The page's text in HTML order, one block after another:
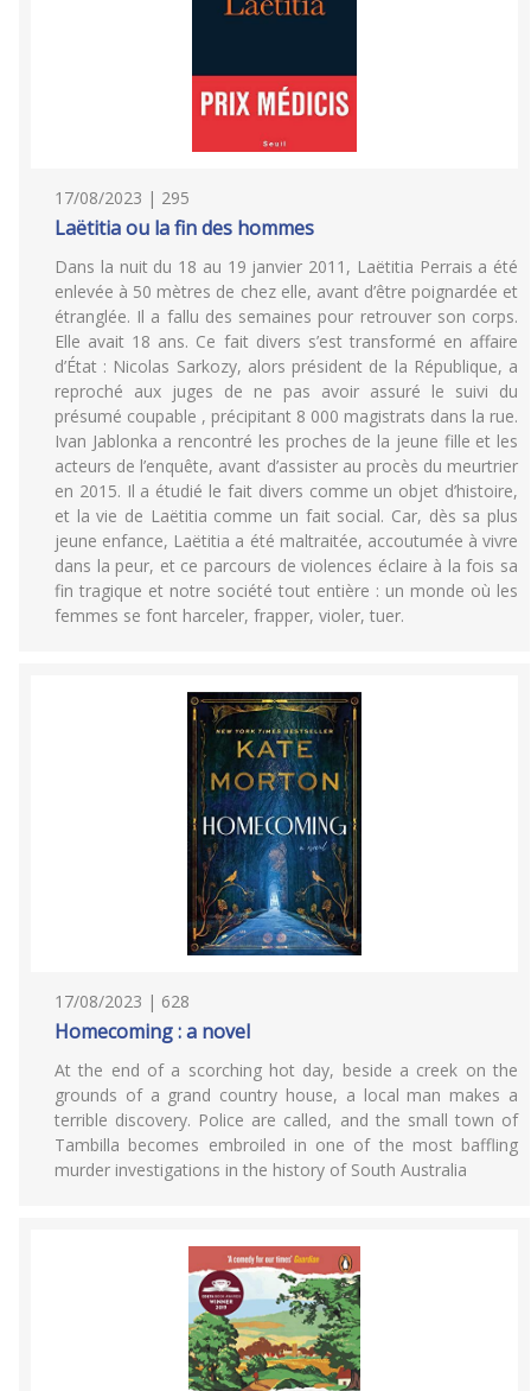
17/08/2023 | 295
Laëtitia ou la fin des hommes
Dans la nuit du 18 au 19 janvier 2011, Laëtitia Perrais a été
enlevée à 50 mètres de chez elle, avant d’être poignardée et
étranglée. Il a fallu des semaines pour retrouver son corps.
Elle avait 18 ans. Ce fait divers s’est transformé en affaire
d’État : Nicolas Sarkozy, alors président de la République, a
reproché aux juges de ne pas avoir assuré le suivi du
présumé coupable , précipitant 8 000 magistrats dans la rue.
Ivan Jablonka a rencontré les proches de la jeune fille et les
acteurs de l’enquête, avant d’assister au procès du meurtrier
en 2015. Il a étudié le fait divers comme un objet d’histoire,
et la vie de Laëtitia comme un fait social. Car, dès sa plus
jeune enfance, Laëtitia a été maltraitée, accoutumée à vivre
dans la peur, et ce parcours de violences éclaire à la fois sa
fin tragique et notre société tout entière : un monde où les
femmes se font harceler, frapper, violer, tuer.
17/08/2023 | 628
Homecoming : a novel
At the end of a scorching hot day, beside a creek on the
grounds of a grand country house, a local man makes a
terrible discovery. Police are called, and the small town of
Tambilla becomes embroiled in one of the most baffling
murder investigations in the history of South Australia